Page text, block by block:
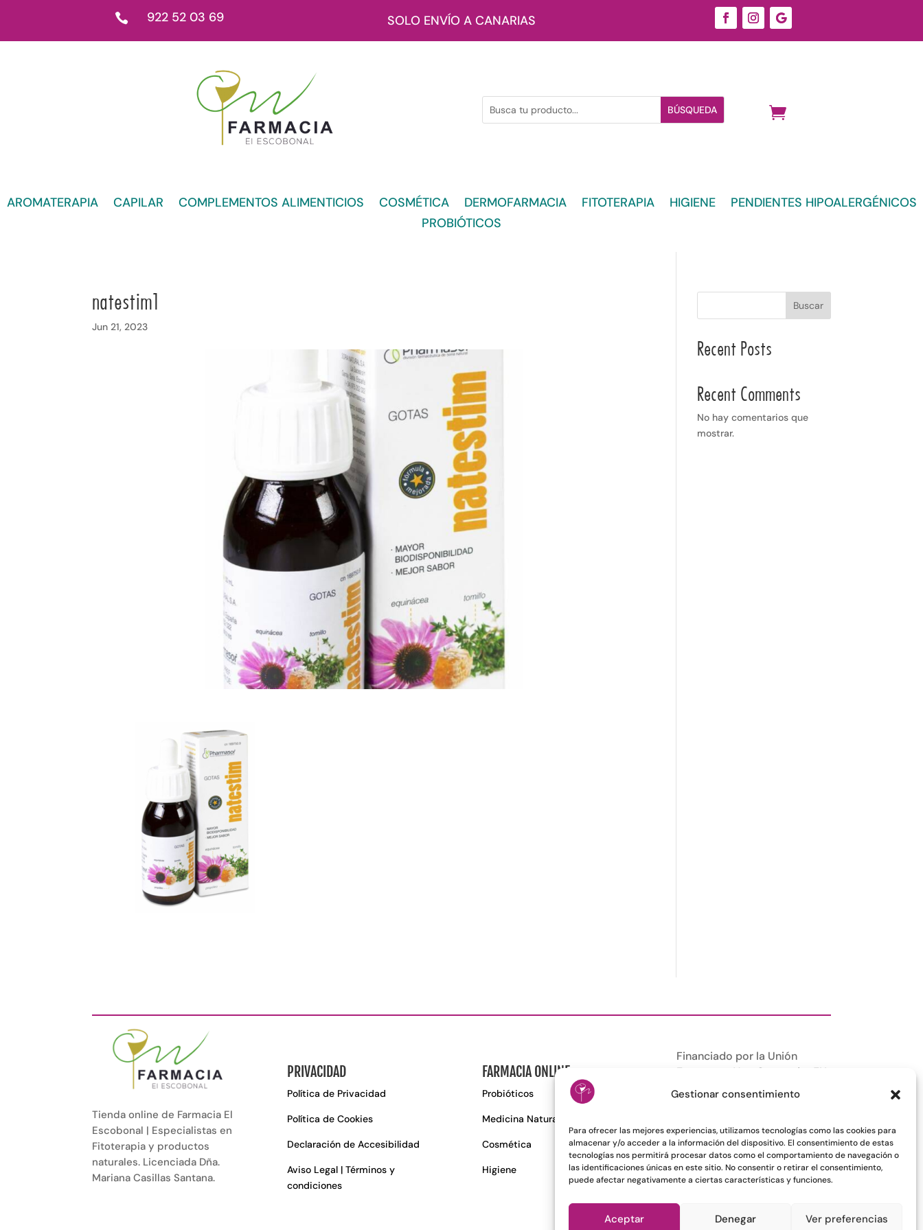
Gestionar consentimiento
Para ofrecer las mejores experiencias, utilizamos tecnologías como las cookies para
almacenar y/o acceder a la información del dispositivo. El consentimiento de estas
tecnologías nos permitirá procesar datos como el comportamiento de navegación o
las identificaciones únicas en este sitio. No consentir o retirar el consentimiento,
puede afectar negativamente a ciertas características y funciones.
Aceptar Denegar Ver preferencias
 922 52 03 69 SOLO ENVÍO A CANARIAS
AROMATERAPIA CAPILAR COMPLEMENTOS ALIMENTICIOS COSMÉTICA DERMOFARMACIA FITOTERAPIA HIGIENE
PENDIENTES HIPOALERGÉNICOS
PROBIÓTICOS
natestim1
Jun 21, 2023
Buscar
Recent Posts
Recent Comments
No hay comentarios que
mostrar.
Tienda online de Farmacia El
Escobonal | Especialistas en
Fitoterapia y productos
naturales. Licenciada Dña.
Mariana Casillas Santana.
PRIVACIDAD
Política de Privacidad
Política de Cookies
Declaración de Accesibilidad
Aviso Legal | Términos y
condiciones
FARMACIA ONLINE
Probióticos
Medicina Natural
Cosmética
Higiene
Financiado por la Unión
Europea – NextGenerationEU